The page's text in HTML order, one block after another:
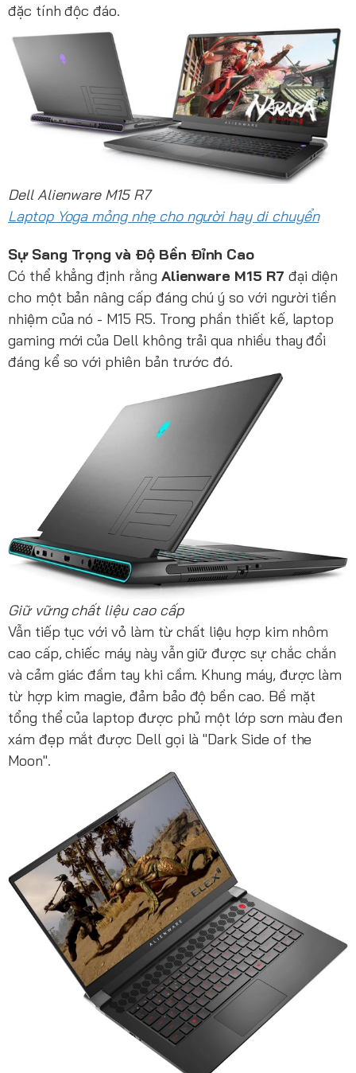
đặc tính độc đáo.
Dell Alienware M15 R7
Laptop Yoga mỏng nhẹ cho người hay di chuyển
Sự Sang Trọng và Độ Bền Đỉnh Cao
Có thể khẳng định rằng Alienware M15 R7 đại diện
cho một bản nâng cấp đáng chú ý so với người tiền
nhiệm của nó - M15 R5. Trong phần thiết kế, laptop
gaming mới của Dell không trải qua nhiều thay đổi
đáng kể so với phiên bản trước đó.
Giữ vững chất liệu cao cấp
Vẫn tiếp tục với vỏ làm từ chất liệu hợp kim nhôm
cao cấp, chiếc máy này vẫn giữ được sự chắc chắn
và cảm giác đầm tay khi cầm. Khung máy, được làm
từ hợp kim magie, đảm bảo độ bền cao. Bề mặt
tổng thể của laptop được phủ một lớp sơn màu đen
xám đẹp mắt được Dell gọi là "Dark Side of the
Moon".